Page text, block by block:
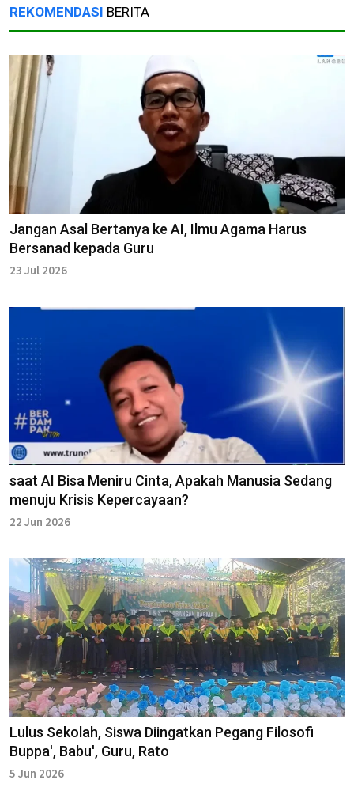
REKOMENDASI BERITA
Jangan Asal Bertanya ke AI, Ilmu Agama Harus
Bersanad kepada Guru
23 Jul 2026
saat AI Bisa Meniru Cinta, Apakah Manusia Sedang
menuju Krisis Kepercayaan?
22 Jun 2026
Lulus Sekolah, Siswa Diingatkan Pegang Filosofi
Buppa', Babu', Guru, Rato
5 Jun 2026